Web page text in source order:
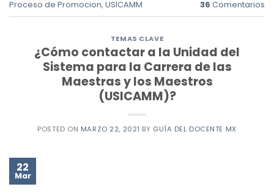
Proceso de Promocion, USICAMM 36 Comentarios
TEMAS CLAVE
¿Cómo contactar a la Unidad del
Sistema para la Carrera de las
Maestras y los Maestros
(USICAMM)?
POSTED ON MARZO 22, 2021 BY GUÍA DEL DOCENTE MX
22
Mar